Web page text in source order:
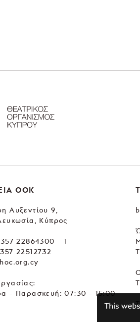
ΘΟΚ
Αυξεντίου 9,
Κύπρος
22864300 - 1
22512732
- Παρασκευή: 07:30 - 15:00
This